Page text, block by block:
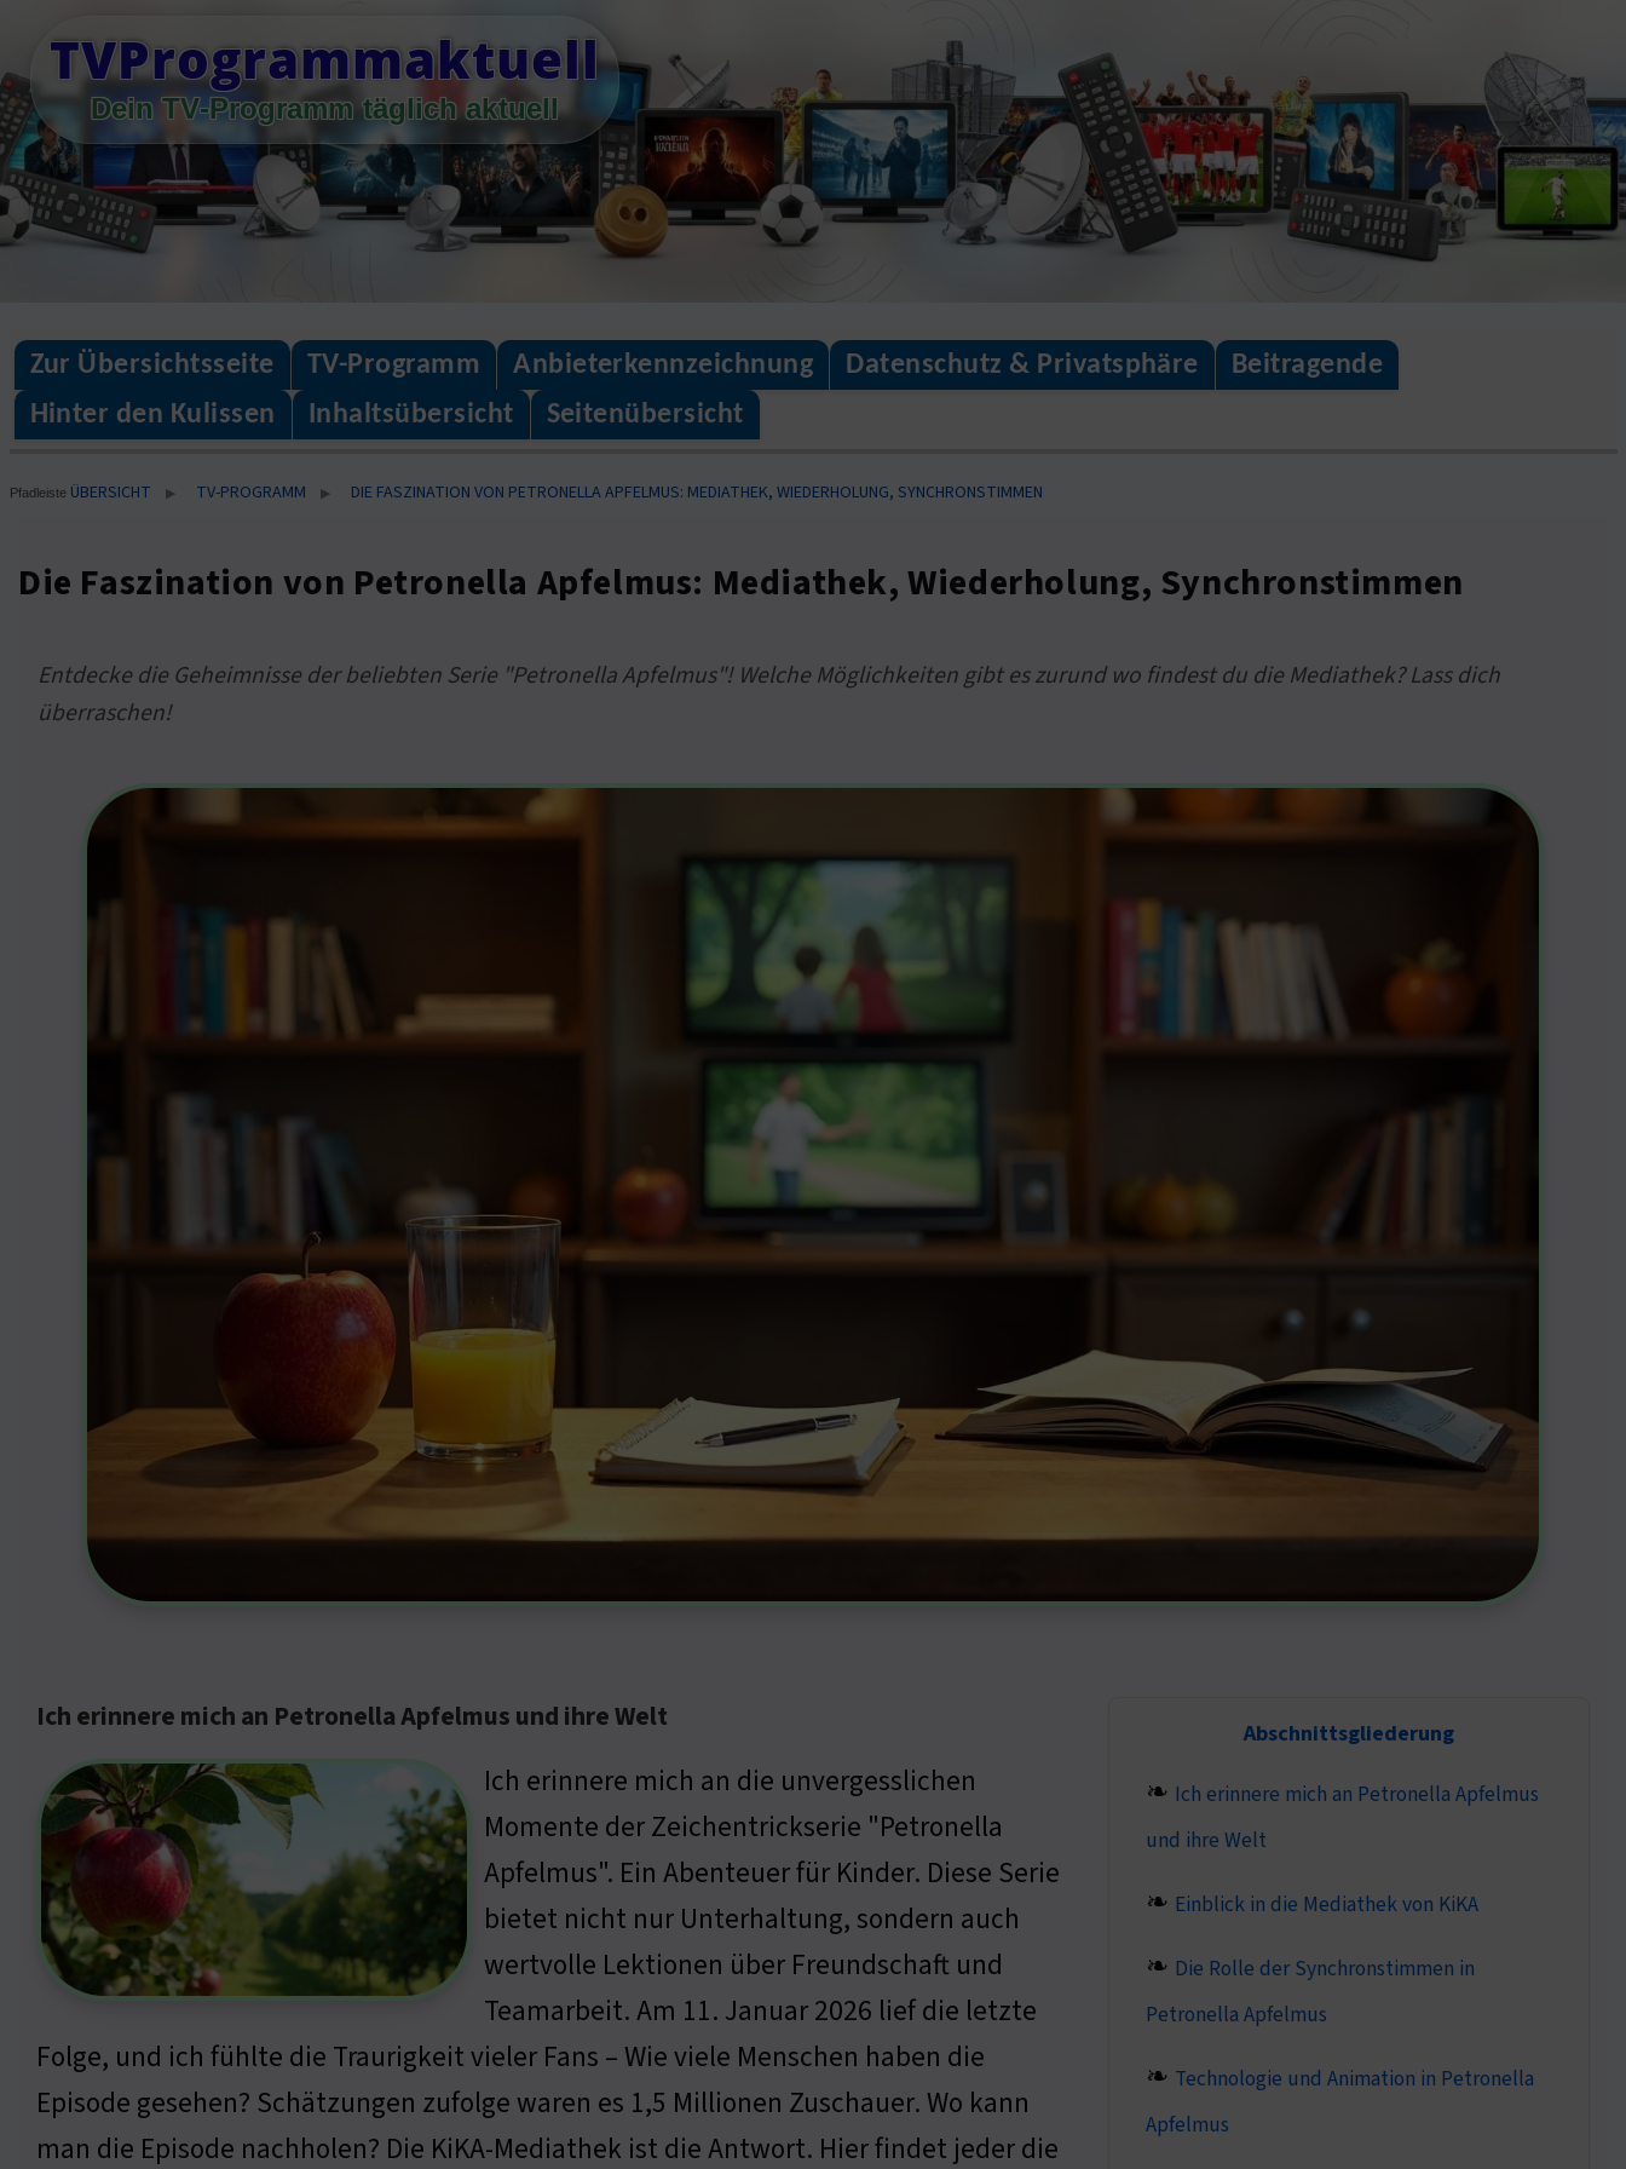
content
TVProgrammaktuell
Dein TV-Programm täglich aktuell
Zur Übersichtsseite TV-Programm Anbieterkennzeichnung Datenschutz & Privatsphäre
Beitragende
Hinter den Kulissen
Inhaltsübersicht Seitenübersicht
Pfadleiste ÜBERSICHT ▶ TV-PROGRAMM ▶ DIE FASZINATION VON PETRONELLA APFELMUS: MEDIATHEK, WIEDERHOLUNG, SYNCHRONSTIMMEN
Die Faszination von Petronella Apfelmus: Mediathek, Wiederholung, Synchronstimmen
Entdecke die Geheimnisse der beliebten Serie "Petronella Apfelmus"! Welche Möglichkeiten gibt es zurund wo findest du die Mediathek? Lass dich
überraschen!
Abschnittsgliederung
Ich erinnere mich an Petronella Apfelmus
und ihre Welt
Einblick in die Mediathek von KiKA
Die Rolle der Synchronstimmen in
Petronella Apfelmus
Technologie und Animation in Petronella
Apfelmus
Ich erinnere mich an Petronella Apfelmus und ihre Welt
Ich erinnere mich an die unvergesslichen
Momente der Zeichentrickserie "Petronella
Apfelmus". Ein Abenteuer für Kinder. Diese Serie
bietet nicht nur Unterhaltung, sondern auch
wertvolle Lektionen über Freundschaft und
Teamarbeit. Am 11. Januar 2026 lief die letzte
Folge, und ich fühlte die Traurigkeit vieler Fans – Wie viele Menschen haben die
Episode gesehen? Schätzungen zufolge waren es 1,5 Millionen Zuschauer. Wo kann
man die Episode nachholen? Die KiKA-Mediathek ist die Antwort. Hier findet jeder die